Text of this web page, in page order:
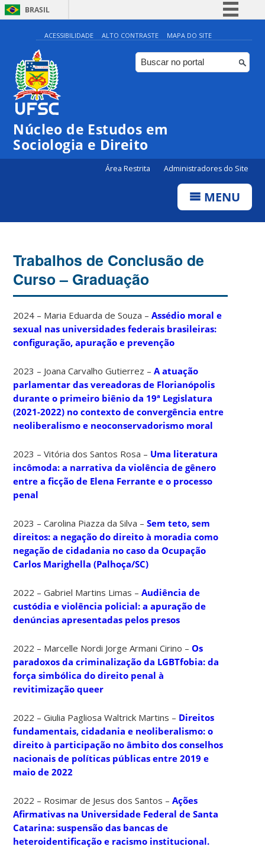
BRASIL
Simplifique!
Comunica BR
Participe
ACESSIBILIDADE ALTO CONTRASTE MAPA DO SITE
Núcleo de Estudos em
Sociologia e Direito
Área Restrita Administradores do Site
MENU
Trabalhos de Conclusão de
Curso – Graduação
2024 – Maria Eduarda de Souza –Assédio moral e
sexual nas universidades federais brasileiras:
configuração, apuração e prevenção
2023 – Joana Carvalho Gutierrez –A atuação
parlamentar das vereadoras de Florianópolis
durante o primeiro biênio da 19ª Legislatura
(2021-2022) no contexto de convergência entre
neoliberalismo e neoconservadorismo moral
2023 – Vitória dos Santos Rosa – Uma literatura
incômoda: a narrativa da violência de gênero
entre a ficção de Elena Ferrante e o processo
penal
2023 – Carolina Piazza da Silva –Sem teto, sem
direitos: a negação do direito à moradia como
negação de cidadania no caso da Ocupação
Carlos Marighella (Palhoça/SC)
2022 – Gabriel Martins Limas –Audiência de
custódia e violência policial: a apuração de
denúncias apresentadas pelos presos
2022 – Marcelle Nordi Jorge Armani Cirino –Os
paradoxos da criminalização da LGBTfobia: da
força simbólica do direito penal à
revitimização queer
2022 – Giulia Pagliosa Waltrick Martins – Direitos
fundamentais, cidadania e neoliberalismo: o
direito à participação no âmbito dos conselhos
nacionais de políticas públicas entre 2019 e
maio de 2022
2022 – Rosimar de Jesus dos Santos –Ações
Afirmativas na Universidade Federal de Santa
Catarina: suspensão das bancas de
heteroidentificação e racismo institucional.